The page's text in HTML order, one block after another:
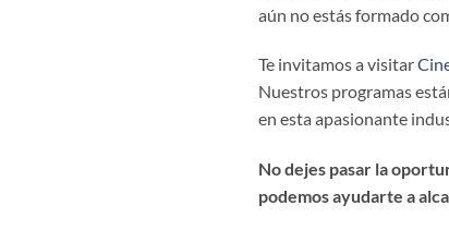
aún no estás formado
Te invitamos a visitar
Nuestros programas
en esta apasionante
No dejes pasar la
podemos ayudarte a